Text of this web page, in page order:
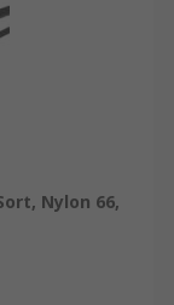
Nylon 66,